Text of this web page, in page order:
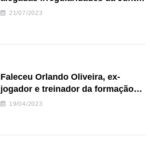
de Freguesia S. João de Ver
21/07/2023
Faleceu Orlando Oliveira, ex-
jogador e treinador da formação
de andebol do Feirense
19/04/2023